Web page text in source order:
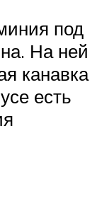
под
На ней
канавка
есть